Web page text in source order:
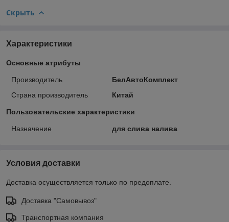
Скрыть
Характеристики
Основные атрибуты
Производитель
БелАвтоКомплект
Страна производитель
Китай
Пользовательские характеристики
Назначение для слива налива
Условия доставки
Доставка осуществляется только по предоплате.
Доставка "Самовывоз"
Транспортная компания